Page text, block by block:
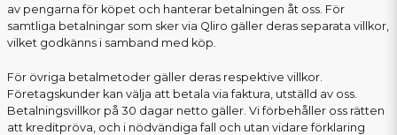
av pengarna för köpet och hanterar betalningen åt oss. För
samtliga betalningar som sker via Qliro gäller deras separata villkor,
vilket godkänns i samband med köp.
För övriga betalmetoder gäller deras respektive villkor.
Företagskunder kan välja att betala via faktura, utställd av oss.
Betalningsvillkor på 30 dagar netto gäller. Vi förbehåller oss rätten
att kreditpröva, och i nödvändiga fall och utan vidare förklaring